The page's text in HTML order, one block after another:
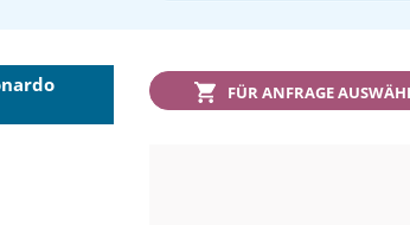
FÜR ANFRAGE